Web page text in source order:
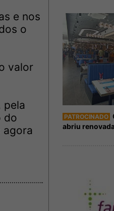
e nos
o
valor
pela
do
agora
PATROCINADO
abriu